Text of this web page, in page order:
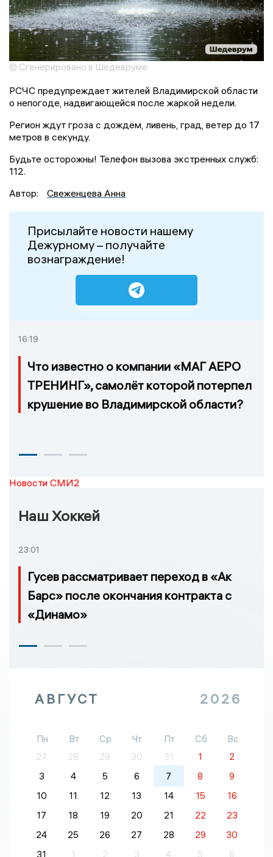
© Сгенерировано в Шедевруме
РСЧС предупреждает жителей Владимирской области
о непогоде, надвигающейся после жаркой недели.
Регион ждут гроза с дождём, ливень, град, ветер до 17
метров в секунду.
Будьте осторожны! Телефон вызова экстренных служб:
112.
Автор:
Свеженцева Анна
Присылайте новости нашему
Дежурному – получайте
вознаграждение!
16:19
Что известно о компании «МАГ АЕРО
ТРЕНИНГ», самолёт которой потерпел
крушение во Владимирской области?
Новости СМИ2
Наш Хоккей
23:01
Гусев рассматривает переход в «Ак
Барс» после окончания контракта с
«Динамо»
АВГУСТ 2026
Пн Вт Ср Чт Пт Сб
Вс
27
28 29 30 31 1
2
3
4 5 6 7 8
9
10
11 12 13 14 15
16
17
18 19 20 21 22
23
24
25 26 27 28 29
30
31
1 2 3 4 5 6